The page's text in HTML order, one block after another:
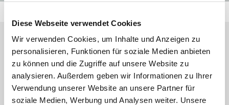
Diese Webseite verwendet Cookies
Wir verwenden Cookies, um Inhalte und Anzeigen zu
personalisieren, Funktionen für soziale Medien anbieten
zu können und die Zugriffe auf unsere Website zu
analysieren. Außerdem geben wir Informationen zu Ihrer
Verwendung unserer Website an unsere Partner für
soziale Medien, Werbung und Analysen weiter. Unsere
Freitag, 10. Dezember 2027, 15:30 Uhr
Eibach, Holzhäuser Weg, 35689
Dillenburg-Eibach